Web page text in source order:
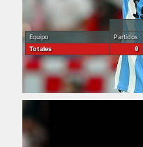
Equipo
Partidos
Totales
0